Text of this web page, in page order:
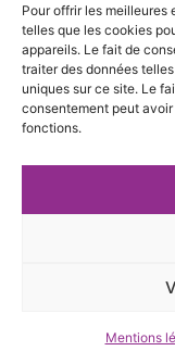
Pour offrir les meilleures
telles que les cookies
appareils. Le fait de
traiter des données
uniques sur ce site. Le
consentement peut
fonctions.
Mentions